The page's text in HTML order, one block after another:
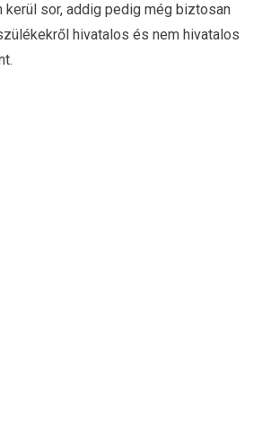
kerül sor, addig pedig még biztosan
hivatalos és nem hivatalos